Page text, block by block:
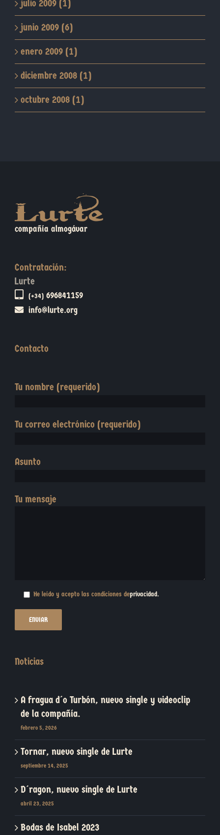
julio 2009 (1)
junio 2009 (6)
enero 2009 (1)
diciembre 2008 (1)
octubre 2008 (1)
compañía almogávar
Contratación:
Lurte
(+34) 696841159
info@lurte.org
Contacto
Tu nombre (requerido)
Tu correo electrónico (requerido)
Asunto
Tu mensaje
He leído y acepto las condiciones deprivacidad.
Noticias
A fragua d´o Turbón, nuevo single y videoclip
de la compañía.
febrero 5, 2026
Tornar, nuevo single de Lurte
septiembre 14, 2025
D´ragon, nuevo single de Lurte
abril 23, 2025
Bodas de Isabel 2023